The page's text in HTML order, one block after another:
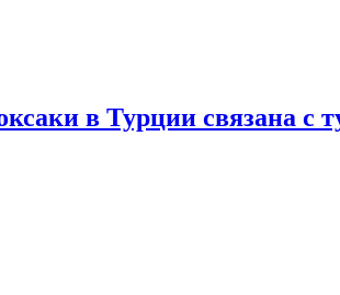
в Турции связана с